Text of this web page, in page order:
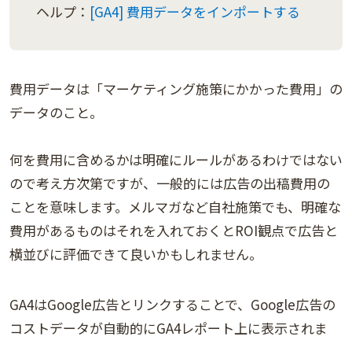
ヘルプ： [GA4] 費用データをインポートする
費用データは「マーケティング施策にかかった費用」の
データのこと。
何を費用に含めるかは明確にルールがあるわけではない
ので考え方次第ですが、一般的には広告の出稿費用の
ことを意味します。メルマガなど自社施策でも、明確な
費用があるものはそれを入れておくとROI観点で広告と
横並びに評価できて良いかもしれません。
GA4はGoogle広告とリンクすることで、Google広告の
コストデータが自動的にGA4レポート上に表示されま